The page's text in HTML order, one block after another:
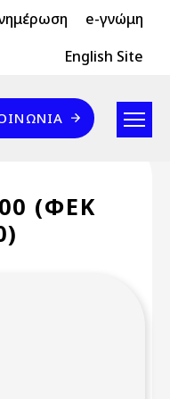
e-γνώμη
English Site
(ΦΕΚ